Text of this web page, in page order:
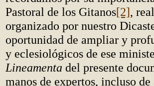
Pastoral de los Gitanos[2],
organizado por nuestro
oportunidad de ampliar y
y eclesiológicos de ese
Lineamenta del presente
manos de expertos, incluso